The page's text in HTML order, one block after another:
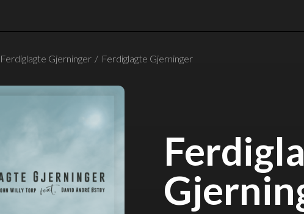
Ferdiglagte Gjerninger / Ferdiglagte Gjerninger